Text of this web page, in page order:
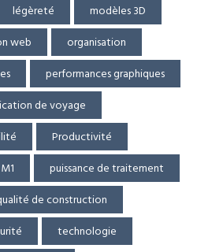
légèreté
modèles 3D
web
organisation
performances graphiques
de voyage
Productivité
puissance de traitement
de construction
technologie